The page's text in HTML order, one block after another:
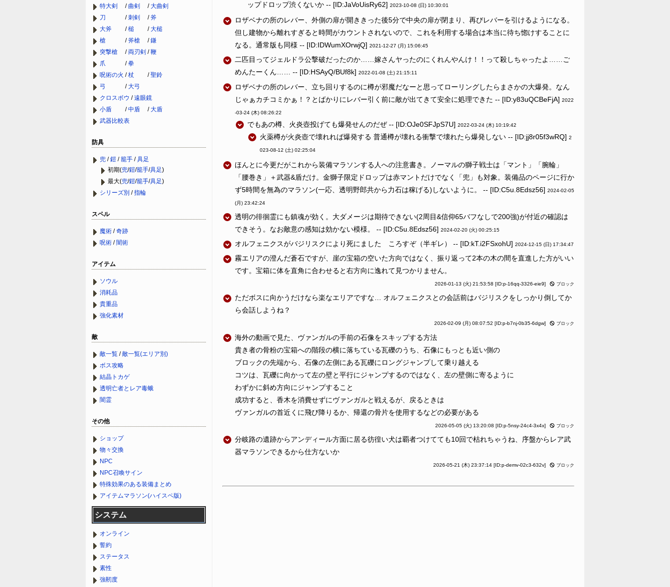
ップドロップ渋くないか -- [ID:JaVoUisRy62] 2023-10-08 (日) 10:30:01
ロザベナの所のレバー、外側の扉が開ききった後5分で中央の扉が閉まり、再びレバーを引けるようになる。
但し建物から離れすぎると時間がカウントされないので、これを利用する場合は本当に待ち惚けすることに
なる。通常版も同様 -- [ID:IDWumXOrwjQ] 2021-12-27 (月) 15:06:45
二匹目ってジェルドラ公撃破だったのか……嫁さんヤったのにくれんやんけ！！って殺しちゃったよ……ご
めんたーくん…… -- [ID:HSAyQ/BUf8k] 2022-01-08 (土) 21:15:11
ロザベナの所のレバー、立ち回りするのに樽が邪魔だなーと思ってローリングしたらまさかの大爆発。なん
じゃぁカチコミかぁ！？とばかりにレバー引く前に敵が出てきて安全に処理できた -- [ID:y83uQCBeFjA] 2022
-03-24 (木) 08:26:22
でもあの樽、火炎壺投げても爆発せんのだぜ -- [ID:OJe0SFJpS7U] 2022-03-24 (木) 10:19:42
火薬樽が火炎壺で壊れれば爆発する 普通樽が壊れる衝撃で壊れたら爆発しない -- [ID:jj8r05f3wRQ] 2
023-08-12 (土) 02:25:04
ほんとに今更だがこれから装備マラソンする人への注意書き。ノーマルの獅子戦士は「マント」「腕輪」
「腰巻き」＋武器&盾だけ。金獅子限定ドロップは赤マントだけでなく「兜」も対象。装備品のページに行か
ず5時間を無為のマラソン(一応、透明野郎共から力石は稼げる)しないように。 -- [ID:C5u.8Edsz56] 2024-02-05
(月) 23:42:24
透明の徘徊霊にも鎮魂が効く。大ダメージは期待できない(2周目&信仰65バフなしで200強)が付近の確認は
できそう。なお敵意の感知は効かない模様。 -- [ID:C5u.8Edsz56] 2024-02-20 (火) 00:25:15
オルフェニクスがバジリスクにより死にました ころすぞ（半ギレ） -- [ID:kT.i2FSxohU] 2024-12-15 (日) 17:34:47
霧エリアの澄んだ蒼石ですが、崖の宝箱の空いた方向ではなく、振り返って2本の木の間を直進した方がいい
です。宝箱に体を直角に合わせると右方向に逸れて見つかりません。
2026-01-13 (火) 21:53:58 [ID:p-16qq-3326-eie9] ブロック
ただボスに向かうだけなら楽なエリアですな… オルフェニクスとの会話前はバジリスクをしっかり倒してか
ら会話しようね？
2026-02-09 (月) 08:07:52 [ID:p-b7nj-0b35-6dgw] ブロック
海外の動画で見た、ヴァンガルの手前の石像をスキップする方法
貴き者の骨粉の宝箱への階段の横に落ちている瓦礫のうち、石像にもっとも近い側の
ブロックの先端から、石像の左側にある瓦礫にロングジャンプして乗り越える
コツは、瓦礫に向かって左の壁と平行にジャンプするのではなく、左の壁側に寄るように
わずかに斜め方向にジャンプすること
成功すると、香木を消費せずにヴァンガルと戦えるが、戻るときは
ヴァンガルの首近くに飛び降りるか、帰還の骨片を使用するなどの必要がある
2026-05-05 (火) 13:20:08 [ID:p-5nsy-24c4-3x4x] ブロック
分岐路の遺跡からアンディール方面に居る彷徨い犬は覇者つけてても10回で枯れちゃうね、序盤からレア武
器マラソンできるから仕方ないか
2026-05-21 (木) 23:37:14 [ID:p-demv-02c3-632v] ブロック
特大剣
/曲剣 /大曲剣
刀 /刺剣 /斧
大斧 /槌 /大槌
槍 /斧槍 /鎌
突撃槍 /両刃剣 /鞭
爪 /拳
呪術の火 /杖 /聖鈴
弓
/大弓
クロスボウ /遠眼鏡
小盾 /中盾 /大盾
武器比較表
防具
兜 /鎧 /籠手 /具足
初期(兜/鎧/籠手/具足)
最大(兜/鎧/籠手/具足)
シリーズ別 /指輪
スペル
魔術 /奇跡
呪術 / 闇術
アイテム
ソウル
消耗品
貴重品
強化素材
敵
敵一覧 /敵一覧(エリア別)
ボス攻略
結晶トカゲ
透明亡者とレア毒蛾
闇霊
その他
ショップ
物々交換
NPC
NPC召喚サイン
特殊効果のある装備まとめ
アイテムマラソン(ハイスペ版)
システム
オンライン
誓約
ステータス
素性
強靭度